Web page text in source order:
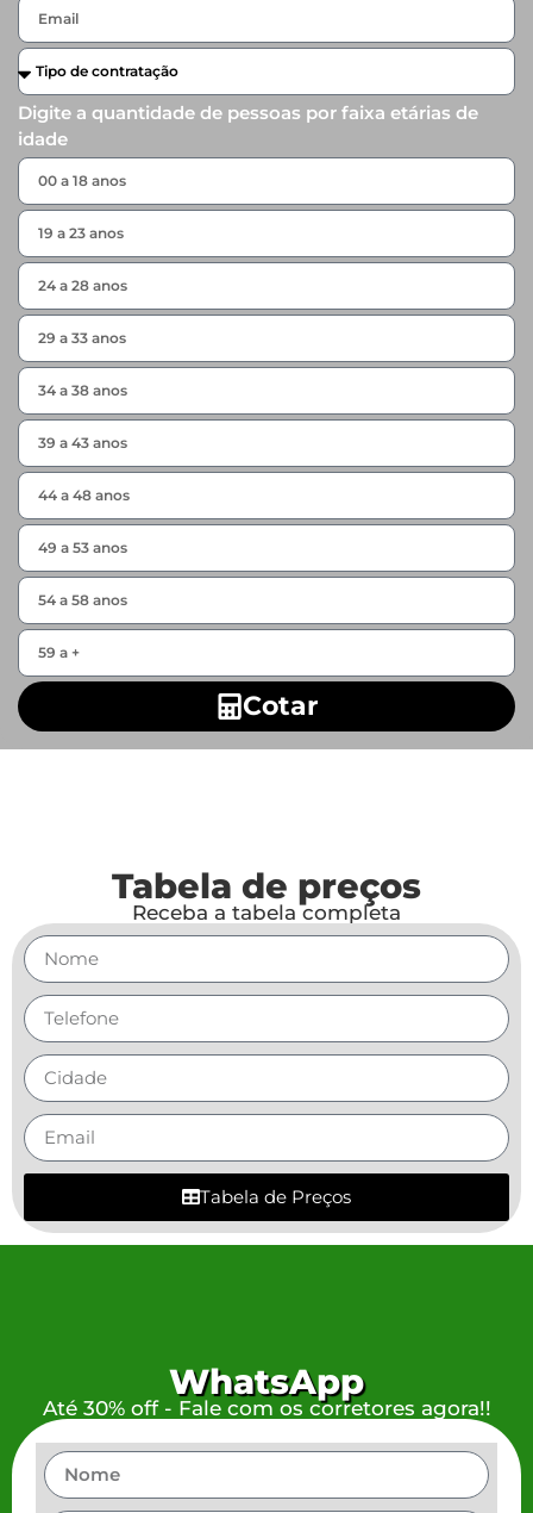
Digite a quantidade de pessoas por faixa etárias de
idade
Cotar
Tabela de preços
Receba a tabela completa
Tabela de Preços
WhatsApp
Até 30% off - Fale com os corretores agora!!